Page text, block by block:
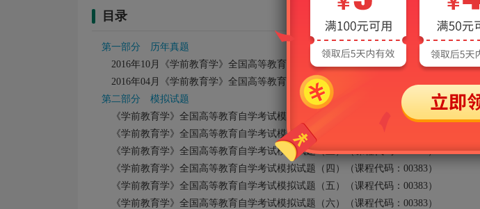
目录
第一部分 历年真题
2016年10月《学前教育学》全国高等教育自学考试试题（课程代码：00383）
2016年04月《学前教育学》全国高等教育自学考试试题（课程代码：00383）
第二部分 模拟试题
《学前教育学》全国高等教育自学考试模拟试题（一）（课程代码：00383）
《学前教育学》全国高等教育自学考试模拟试题（二）（课程代码：00383）
《学前教育学》全国高等教育自学考试模拟试题（三）（课程代码：00383）
《学前教育学》全国高等教育自学考试模拟试题（四）（课程代码：00383）
《学前教育学》全国高等教育自学考试模拟试题（五）（课程代码：00383）
《学前教育学》全国高等教育自学考试模拟试题（六）（课程代码：00383）